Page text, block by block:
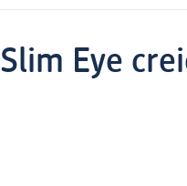
Slim Eye